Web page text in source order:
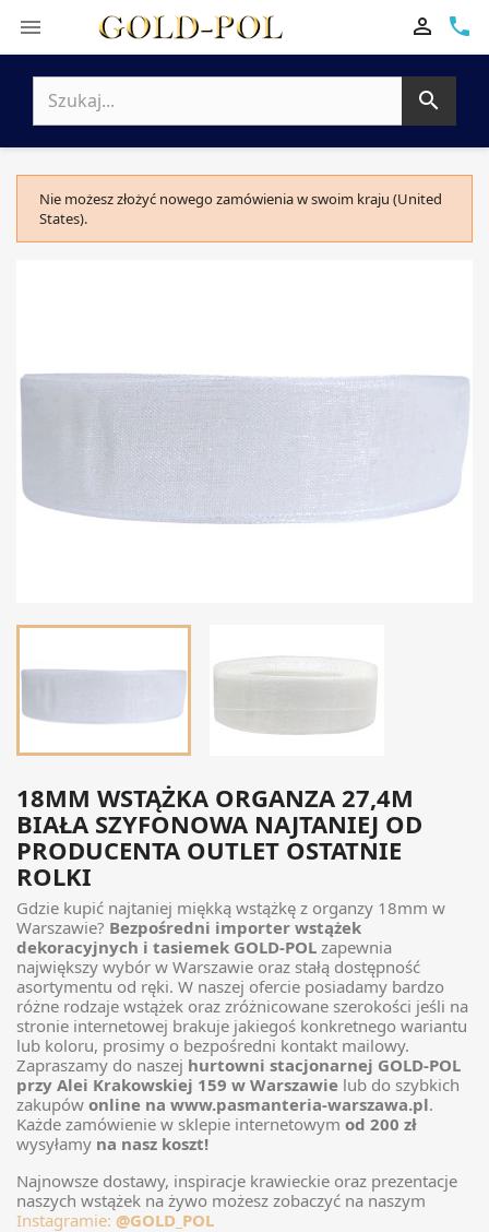
 phone


Nie możesz złożyć nowego zamówienia w swoim kraju (United
States).
18MM WSTĄŻKA ORGANZA 27,4M
BIAŁA SZYFONOWA NAJTANIEJ OD
PRODUCENTA OUTLET OSTATNIE
ROLKI
Gdzie kupić najtaniej miękką wstążkę z organzy 18mm w
Warszawie? Bezpośredni importer wstążek
dekoracyjnych i tasiemek GOLD-POL zapewnia
największy wybór w Warszawie oraz stałą dostępność
asortymentu od ręki. W naszej ofercie posiadamy bardzo
różne rodzaje wstążek oraz zróżnicowane szerokości jeśli na
stronie internetowej brakuje jakiegoś konkretnego wariantu
lub koloru, prosimy o bezpośredni kontakt mailowy.
Zapraszamy do naszej hurtowni stacjonarnej GOLD-POL
przy Alei Krakowskiej 159 w Warszawie lub do szybkich
zakupów online na www.pasmanteria-warszawa.pl.
Każde zamówienie w sklepie internetowym od 200 zł
wysyłamy na nasz koszt!
Najnowsze dostawy, inspiracje krawieckie oraz prezentacje
naszych wstążek na żywo możesz zobaczyć na naszym
Instagramie: @GOLD_POL